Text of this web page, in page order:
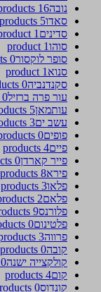
נובה16 products
סאדו5 products
סדינים 1 product
סוהו1 product
סופר לוקסור0 products
סנוא 1 product
סקנדנביה0 products
עור פרה ברזיל0 products
עותמאן5 products
עשב ים3 products
פופים0 products
פיים4 products
פייר קארדן0 products
פירא8 products
פלאו3 products
פלאם2 products
פלורנס9 products
פלטינום0 products
פרווה3 products
קובה0 products
קולקצייה ישנה0 products
קום4 products
קונדוס0 products